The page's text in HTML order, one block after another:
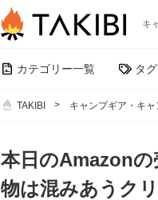
キ
カテゴリー一覧 タ
TAKIBI キャンプギア・キャ
本日のAmazon
物は混みあうク